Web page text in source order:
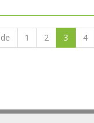
1 2 3 4